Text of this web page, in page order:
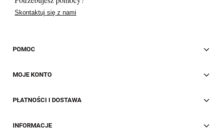
Skontaktuj się z nami
POMOC
MOJE KONTO
PŁATNOŚCI I DOSTAWA
INFORMACJE